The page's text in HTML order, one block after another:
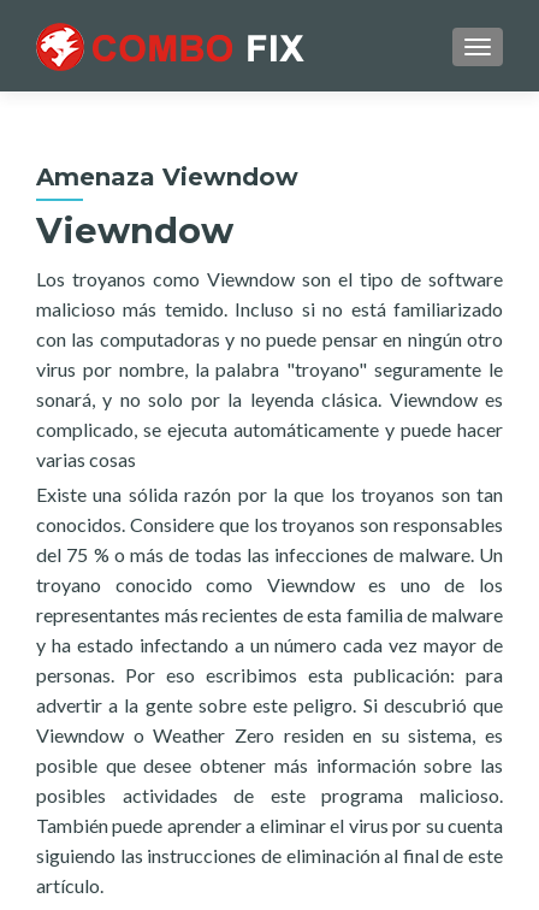
Amenaza Viewndow
Viewndow
Los troyanos como Viewndow son el tipo de software
malicioso más temido. Incluso si no está familiarizado
con las computadoras y no puede pensar en ningún otro
virus por nombre, la palabra "troyano" seguramente le
sonará, y no solo por la leyenda clásica. Viewndow es
complicado, se ejecuta automáticamente y puede hacer
varias cosas
Existe una sólida razón por la que los troyanos son tan
conocidos. Considere que los troyanos son responsables
del 75 % o más de todas las infecciones de malware. Un
troyano conocido como Viewndow es uno de los
representantes más recientes de esta familia de malware
y ha estado infectando a un número cada vez mayor de
personas. Por eso escribimos esta publicación: para
advertir a la gente sobre este peligro. Si descubrió que
Viewndow o Weather Zero residen en su sistema, es
posible que desee obtener más información sobre las
posibles actividades de este programa malicioso.
También puede aprender a eliminar el virus por su cuenta
siguiendo las instrucciones de eliminación al final de este
artículo.